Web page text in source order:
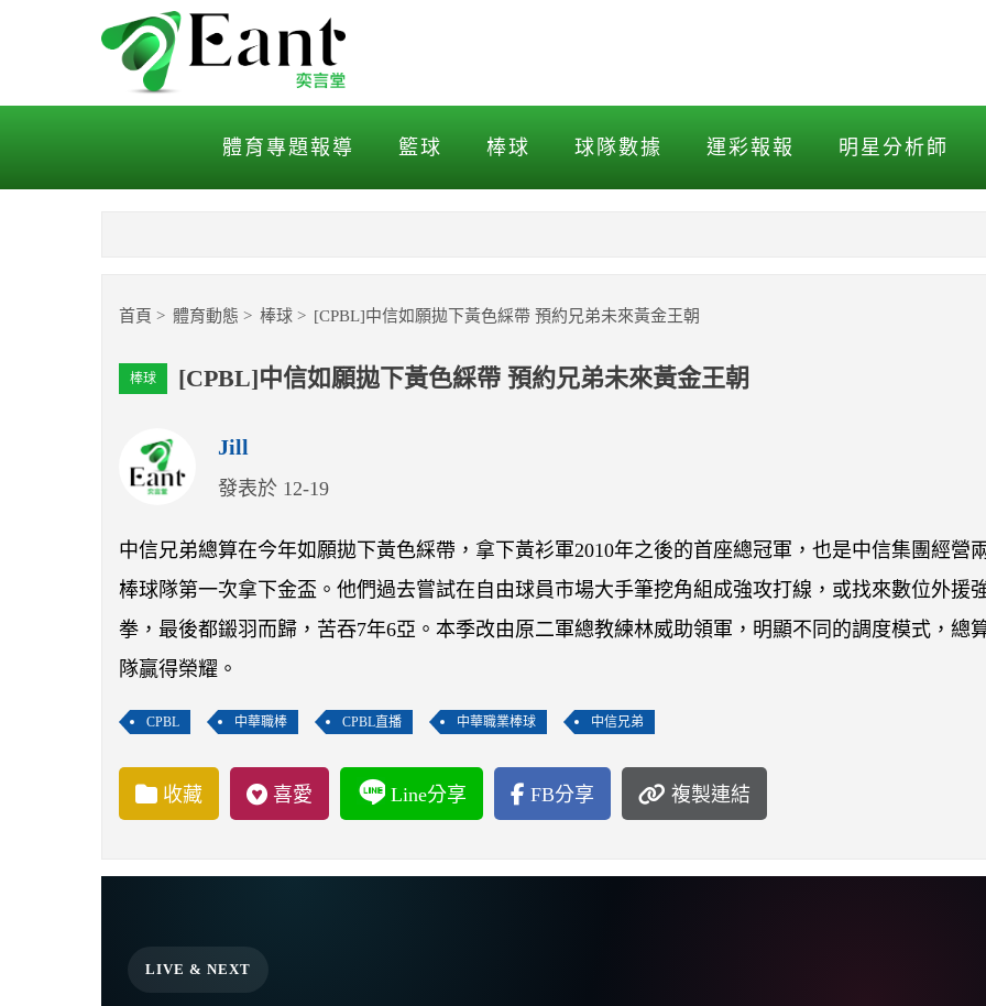
[CPBL]中信如願拋下黃色綵帶 預約兄弟未來黃金王朝
體育專題報導 籃球 棒球 球隊數據 運彩報報 明星分析師
首頁 體育動態 棒球 [CPBL]中信如願拋下黃色綵帶 預約兄弟未來黃金王朝
棒球 [CPBL]中信如願拋下黃色綵帶 預約兄弟未來黃金王朝
Jill
發表於 12-19
中信兄弟總算在今年如願拋下黃色綵帶，拿下黃衫軍2010年之後的首座總冠軍，也是中信集團經營
棒球隊第一次拿下金盃。他們過去嘗試在自由球員市場大手筆挖角組成強攻打線，或找來數位外援
拳，最後都鎩羽而歸，苦吞7年6亞。本季改由原二軍總教練林威助領軍，明顯不同的調度模式，總
隊贏得榮耀。
CPBL 中華職棒 CPBL直播 中華職業棒球 中信兄弟
收藏 喜愛 Line分享 FB分享 複製連結
LIVE & NEXT